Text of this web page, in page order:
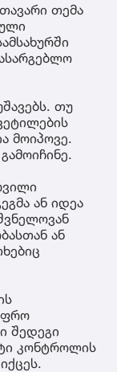
თემა
თუ
მოიპოვე.
ან იდეა
ან
შედეგი
კონტროლის